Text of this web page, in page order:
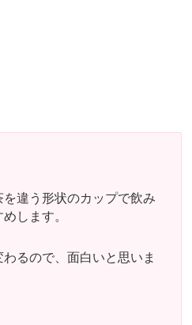
違う形状のカップで飲み
します。
るので、面白いと思いま